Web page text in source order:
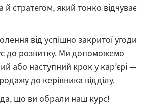
стратегом, який тонко відчуває
від успішно закритої угоди
до розвитку. Ми допоможемо
або наступний крок у кар’єрі —
до керівника відділу.
що ви обрали наш курс!